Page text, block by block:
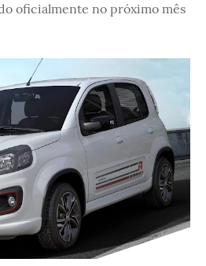
oficialmente no próximo mês